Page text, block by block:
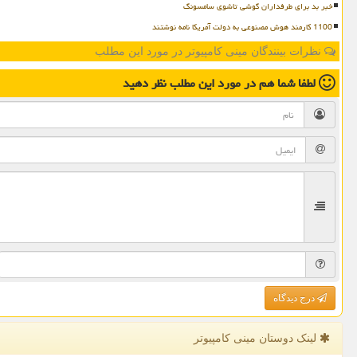
خبر بد برای طرفداران گوشی تاشوی سامسونگ
1100 کارمند هوش مصنوعی به دولت آمریکا نامه نوشتند
نظرات بینندگان مینی کامپیوتر در مورد این مطلب
لطفا شما همدر مورد این مطلبنظر دهید
درج دیدگاه
لینک دوستان مینی كامپیوتر